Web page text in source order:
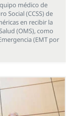
médico de
Social (CCSS) de
en recibir la
(OMS), como
(EMT por